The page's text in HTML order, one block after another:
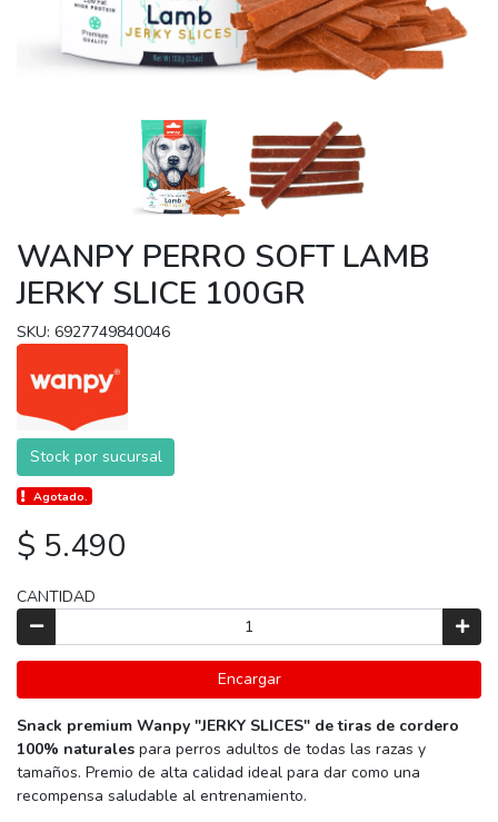
WANPY PERRO SOFT LAMB
JERKY SLICE 100GR
SKU: 6927749840046
Stock por sucursal
Agotado.
$ 5.490
CANTIDAD
Encargar
Snack premium Wanpy "JERKY SLICES" de tiras de cordero
100% naturales para perros adultos de todas las razas y
tamaños. Premio de alta calidad ideal para dar como una
recompensa saludable al entrenamiento.